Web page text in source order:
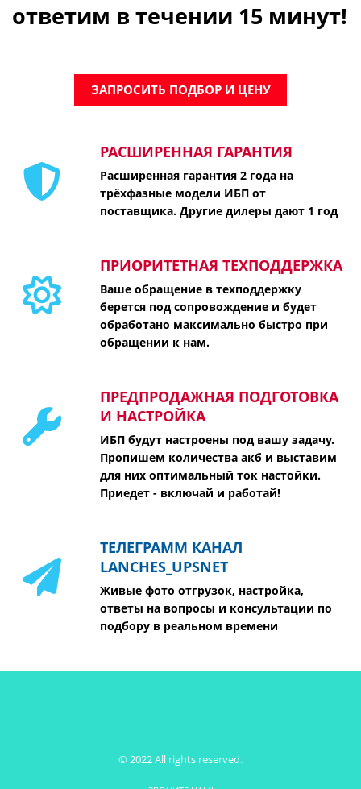
ответим в течении 15 минут!
ЗАПРОСИТЬ ПОДБОР И ЦЕНУ
РАСШИРЕННАЯ ГАРАНТИЯ
Расширенная гарантия 2 года на
трёхфазные модели ИБП от
поставщика. Другие дилеры дают 1 год
ПРИОРИТЕТНАЯ ТЕХПОДДЕРЖКА
Ваше обращение в техподдержку
берется под сопровождение и будет
обработано максимально быстро при
обращении к нам.
ПРЕДПРОДАЖНАЯ ПОДГОТОВКА
И НАСТРОЙКА
ИБП будут настроены под вашу задачу.
Пропишем количества акб и выставим
для них оптимальный ток настойки.
Приедет - включай и работай!
ТЕЛЕГРАММ КАНАЛ
LANCHES_UPSNET
Живые фото отгрузок, настройка,
ответы на вопросы и консультации по
подбору в реальном времени
© 2022 All rights reserved.